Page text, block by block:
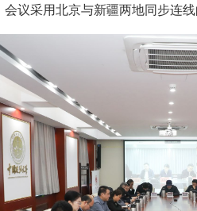
议采用北京与新疆两地同步连